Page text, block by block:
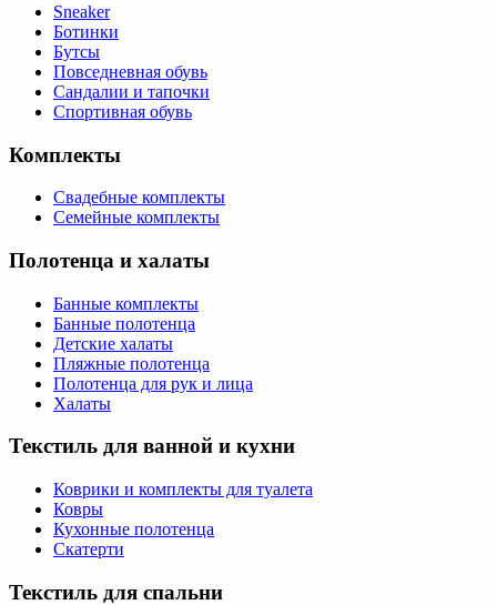
Sneaker
Ботинки
Бутсы
Повседневная обувь
Сандалии и тапочки
Спортивная обувь
Комплекты
Свадебные комплекты
Семейные комплекты
Полотенца и халаты
Банные комплекты
Банные полотенца
Детские халаты
Пляжные полотенца
Полотенца для рук и лица
Халаты
Текстиль для ванной и кухни
Коврики и комплекты для туалета
Ковры
Кухонные полотенца
Скатерти
Текстиль для спальни